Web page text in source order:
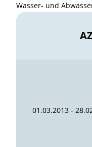
Wasser- und
01.03.2013 -